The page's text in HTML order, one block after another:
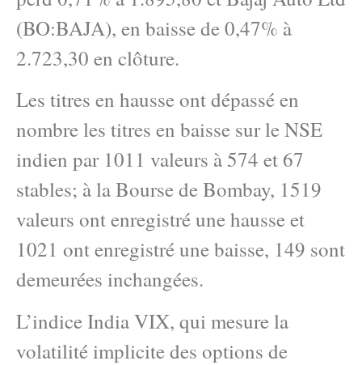
(BO:BAJA), en baisse de 0,47% à
2.723,30 en clôture.
Les titres en hausse ont dépassé en
nombre les titres en baisse sur le NSE
indien par 1011 valeurs à 574 et 67
stables; à la Bourse de Bombay, 1519
valeurs ont enregistré une hausse et
1021 ont enregistré une baisse, 149 sont
demeurées inchangées.
L’indice India VIX, qui mesure la
volatilité implicite des options de